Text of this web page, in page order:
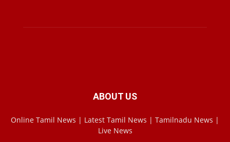
ABOUT US
Online Tamil News | Latest Tamil News | Tamilnadu News |
Live News